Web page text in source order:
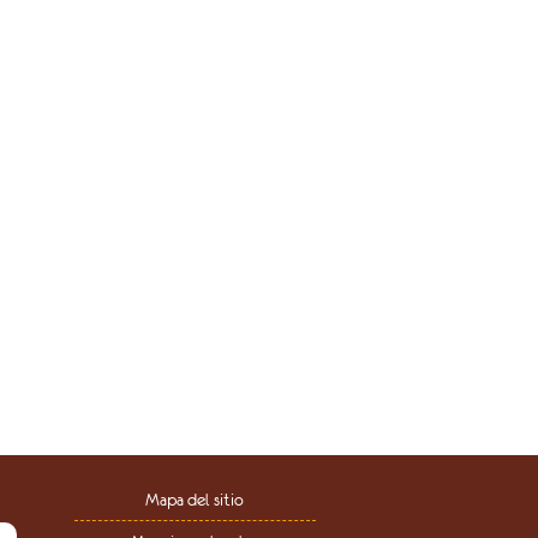
Mapa del sitio